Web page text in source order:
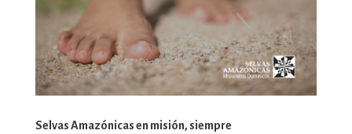
Selvas Amazónicas en misión, siempre